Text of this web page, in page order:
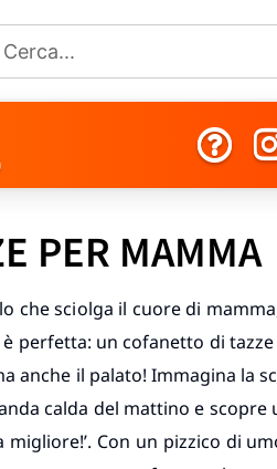
PER MAMMA
che sciolga il cuore di
perfetta: un cofanetto di
anche il palato! Immagina la
calda del mattino e scopre
migliore!’. Con un pizzico di